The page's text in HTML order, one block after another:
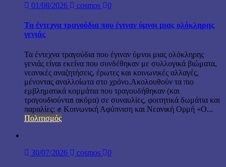
01/08/2026 cosmos 0
Τα έντεχνα τραγούδια που έγιναν ύμνοι μιας ολόκληρης
γενιάς
Τα έντεχνα τραγούδια που έγιναν ύμνοι μιας ολόκληρης
γενιάς είναι εκείνα που συνδέθηκαν με συλλογικά βιώματα,
νεανικές αναζητήσεις, έρωτες και κοινωνικές αλλαγές,
μένοντας αναλλοίωτα στο χρόνο.Ακολουθούν τα πιο
εμβληματικά κομμάτια που τραγουδήθηκαν (και
τραγουδιούνται ακόμα) σε συναυλίες, φοιτητικά δωμάτια και
παραλίες: ✊ Κοινωνική Αφύπνιση και Νεανική Ορμή «Ο...
Πολιτισμός
30/07/2026 cosmos 0